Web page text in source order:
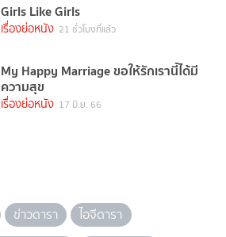
Girls Like Girls
เรื่องย่อหนัง 21 ชั่วโมงที่แล้ว
My Happy Marriage ขอให้รักเรานี้ได้มี
ความสุข
เรื่องย่อหนัง 17 มิ.ย. 66
ข่าวดารา
ไอจีดารา